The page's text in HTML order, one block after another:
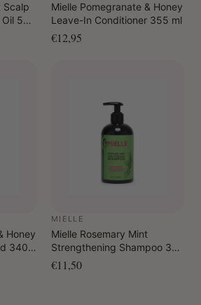
Scalp
59
Mielle Pomegranate & Honey
Leave-In Conditioner 355 ml
€12,95
Honey
340
MIELLE
Mielle Rosemary Mint
Strengthening Shampoo 355
ml
€11,50